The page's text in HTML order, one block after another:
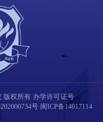
版权所有 办学许可证号
号 闽ICP备14017114